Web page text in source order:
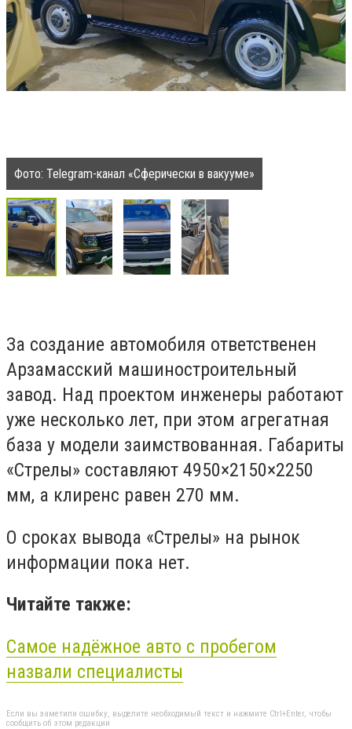
Фото: Telegram-канал «Сферически в вакууме»
За создание автомобиля ответственен
Арзамасский машиностроительный
завод. Над проектом инженеры работают
уже несколько лет, при этом агрегатная
база у модели заимствованная. Габариты
«Стрелы» составляют 4950×2150×2250
мм, а клиренс равен 270 мм.
О сроках вывода «Стрелы» на рынок
информации пока нет.
Читайте также:
Самое надёжное авто с пробегом
назвали специалисты
Если вы заметили ошибку, выделите необходимый текст и нажмите Ctrl+Enter, чтобы
сообщить об этом редакции